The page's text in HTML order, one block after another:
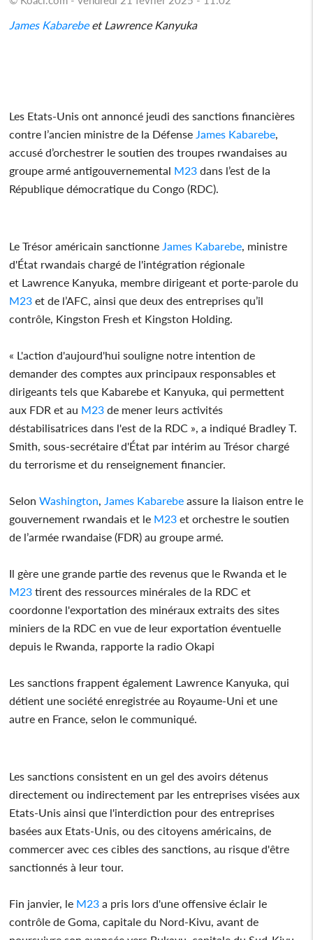
James Kabarebeet Lawrence Kanyuka
Les Etats-Unis ont annoncé jeudi des sanctions financières
contre l’ancien ministre de la Défense James Kabarebe
accusé d’orchestrer le soutien des troupes rwandaises au
groupe armé antigouvernemental M23 dans l’est de la
République démocratique du Congo (RDC).
Le Trésor américain sanctionne James Kabarebe , ministre
d'État rwandais chargé de l'intégration régionale
et Lawrence Kanyuka, membre dirigeant et porte-parole du
M23 et de l’AFC, ainsi que deux des entreprises qu’il
contrôle, Kingston Fresh et Kingston Holding.
« L'action d'aujourd'hui souligne notre intention de
demander des comptes aux principaux responsables et
dirigeants tels que Kabarebe et Kanyuka, qui permettent
aux FDR et au M23 de mener leurs activités
déstabilisatrices dans l'est de la RDC », a indiqué Bradley T.
Smith, sous-secrétaire d'État par intérim au Trésor chargé
du terrorisme et du renseignement financier.
SelonWashington James Kabarebe assure la liaison entre le
gouvernement rwandais et le M23 et orchestre le soutien
de l’armée rwandaise (FDR) au groupe armé.
Il gère une grande partie des revenus que le Rwanda et le
M23 tirent des ressources minérales de la RDC et
coordonne l'exportation des minéraux extraits des sites
miniers de la RDC en vue de leur exportation éventuelle
depuis le Rwanda, rapporte la radio Okapi
Les sanctions frappent également Lawrence Kanyuka, qui
détient une société enregistrée au Royaume-Uni et une
autre en France, selon le communiqué.
Les sanctions consistent en un gel des avoirs détenus
directement ou indirectement par les entreprises visées aux
Etats-Unis ainsi que l'interdiction pour des entreprises
basées aux Etats-Unis, ou des citoyens américains, de
commercer avec ces cibles des sanctions, au risque d'être
sanctionnés à leur tour.
Fin janvier, le M23 a pris lors d'une offensive éclair le
contrôle de Goma, capitale du Nord-Kivu, avant de